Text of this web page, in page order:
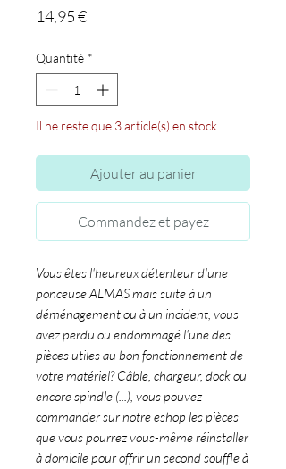
14,95 €Prix
Quantité *
Il ne reste que 3 article(s) en stock
Ajouter au panier
Commandez et payez
Vous êtes l'heureux détenteur d'une
ponceuse ALMAS mais suite à un
déménagement ou à un incident, vous
avez perdu ou endommagé l'une des
pièces utiles au bon fonctionnement de
votre matériel? Câble, chargeur, dock ou
encore spindle (...), vous pouvez
commander sur notre eshop les pièces
que vous pourrez vous-même réinstaller
à domicile pour offrir un second souffle à